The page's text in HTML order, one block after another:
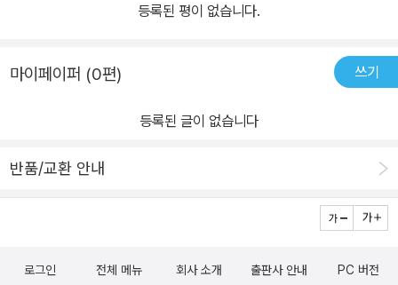
등록된 평이 없습니다.
마이페이퍼 (0편) 쓰기
등록된 글이 없습니다
반품/교환 안내
로그인 전체 메뉴 회사 소개 출판사 안내 PC 버전